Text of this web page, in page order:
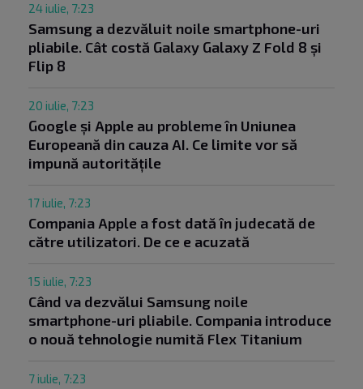
24 iulie, 7:23
Samsung a dezvăluit noile smartphone-uri
pliabile. Cât costă Galaxy Galaxy Z Fold 8 și
Flip 8
20 iulie, 7:23
Google și Apple au probleme în Uniunea
Europeană din cauza AI. Ce limite vor să
impună autoritățile
17 iulie, 7:23
Compania Apple a fost dată în judecată de
către utilizatori. De ce e acuzată
15 iulie, 7:23
Când va dezvălui Samsung noile
smartphone-uri pliabile. Compania introduce
o nouă tehnologie numită Flex Titanium
7 iulie, 7:23